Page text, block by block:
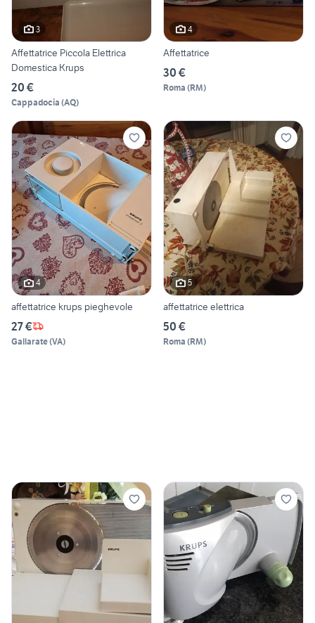
3
Affettatrice Piccola Elettrica
Domestica Krups
20 €
Cappadocia (AQ)
4
Affettatrice
30 €
Roma (RM)
4
affettatrice krups pieghevole
27 €
Gallarate(VA)
5
affettatrice elettrica
50 €
Roma (RM)